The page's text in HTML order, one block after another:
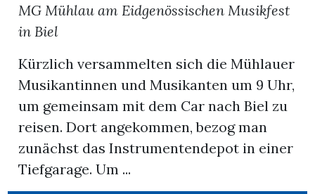
MG Mühlau am Eidgenössischen Musikfest
in Biel
Kürzlich versammelten sich die Mühlauer
Musikantinnen und Musikanten um 9 Uhr,
um gemeinsam mit dem Car nach Biel zu
reisen. Dort angekommen, bezog man
zunächst das Instrumentendepot in einer
Tiefgarage. Um ...